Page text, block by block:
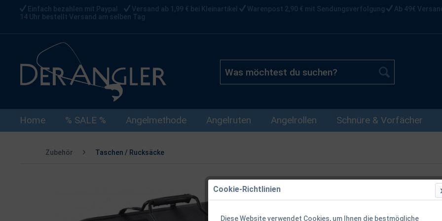
Einfach bezahlen mit Paypal Versand ab 1,99 € bei Kleinartikel Warenpost 2,90 € mit Sendungsverfolgung Ab 49€
14 Uhr bestellt Versand am selben Tag
Home % SALE % Angelmethode Angelruten Angelrollen Schnüre & Vorfächer
Zubehör Taschen / Rucksäcke
Balzer
Hardcover
Cookie-Richtlinien
Diese Website verwendet Cookies, um Ihnen die bestmögliche